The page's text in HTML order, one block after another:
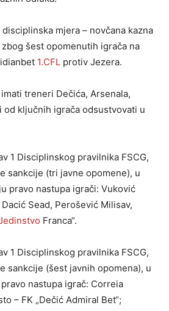
mjera – novčana kazna
šest opomenutih igrača na
1.CFL protiv Jezera.
treneri Dečića, Arsenala,
od ključnih igrača odsustvovati u
1 Disciplinskog pravilnika FSCG,
sankcije (tri javne opomene), u
pravo nastupa igrači: Vuković
Dacić Sead, Perošević Milisav,
Franca“.
1 Disciplinskog pravilnika FSCG,
sankcije (šest javnih opomena), u
nastupa igrač: Correia
– FK „Dečić Admiral Bet“;